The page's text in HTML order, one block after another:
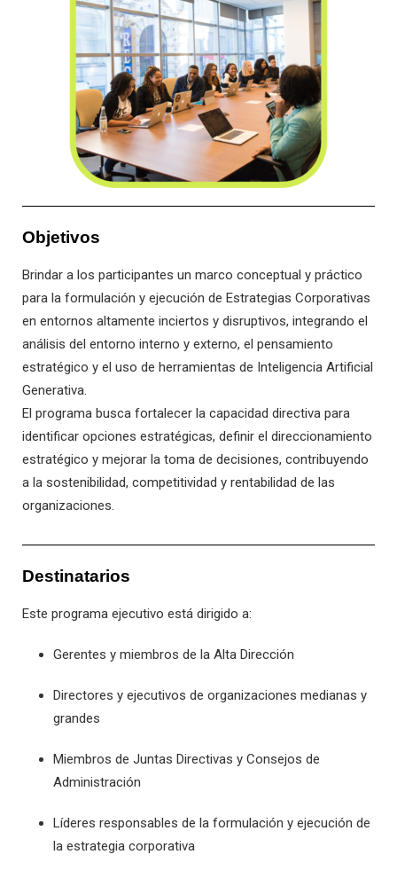
Objetivos
Brindar a los participantes un marco conceptual y práctico
para la formulación y ejecución de Estrategias Corporativas
en entornos altamente inciertos y disruptivos, integrando el
análisis del entorno interno y externo, el pensamiento
estratégico y el uso de herramientas de Inteligencia Artificial
Generativa.
El programa busca fortalecer la capacidad directiva para
identificar opciones estratégicas, definir el direccionamiento
estratégico y mejorar la toma de decisiones, contribuyendo
a la sostenibilidad, competitividad y rentabilidad de las
organizaciones.
Destinatarios
Este programa ejecutivo está dirigido a:
Gerentes y miembros de la Alta Dirección
Directores y ejecutivos de organizaciones medianas y
grandes
Miembros de Juntas Directivas y Consejos de
Administración
Líderes responsables de la formulación y ejecución de
la estrategia corporativa